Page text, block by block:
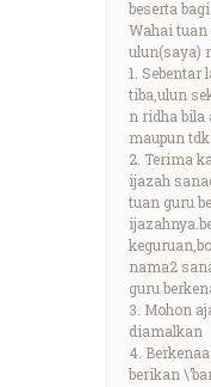
beserta
Wahai tuan
ulun(saya)
1. Sebentar
tiba,ulun
n ridha bila
maupun
2. Terima
ijazah
tuan guru
nama2
guru
3. Mohon
diamalkan
4.
berikan